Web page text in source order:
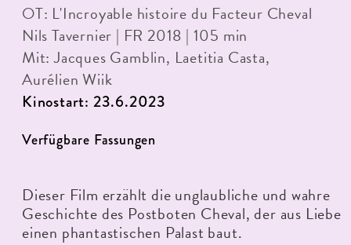
OT: L'Incroyable histoire du Facteur Cheval
Nils Tavernier | FR 2018 | 105 min
Mit: Jacques Gamblin, Laetitia Casta,
Aurélien Wiik
Kinostart: 23.6.2023
Verfügbare Fassungen
Dieser Film erzählt die unglaubliche und wahre
Geschichte des Postboten Cheval, der aus Liebe
einen phantastischen Palast baut.